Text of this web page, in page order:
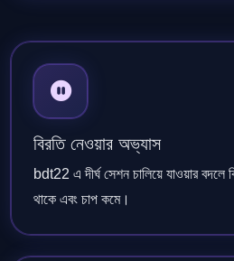
বিরতি নেওয়ার অভ্যাস
bdt22 এ দীর্ঘ সেশন চালিয়ে যাওয়ার বদলে
থাকে এবং চাপ কমে।